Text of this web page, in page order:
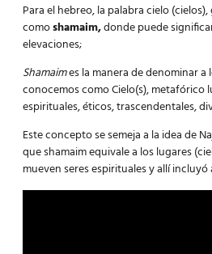
Para el hebreo, la palabra cielo
comoshamaim,donde puede
elevaciones;
Shamaimes la manera de denominar a
conocemos como Cielo(s), metafórico
espirituales, éticos, trascendentales,
Este concepto se semeja a la idea de
que shamaim equivale a los lugares
mueven seres espirituales y allí incluyó